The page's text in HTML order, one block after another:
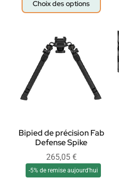
Choix des options
Bipied de précision Fab
Defense Spike
265,05 €
-5% de remise aujourd'hui